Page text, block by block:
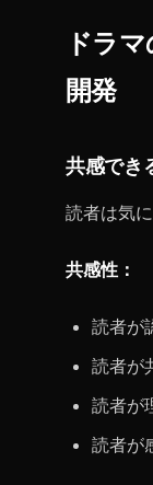
ドラ
開発
共感でき
読者は気
共感性：
読者が
読者が
読者が
読者が